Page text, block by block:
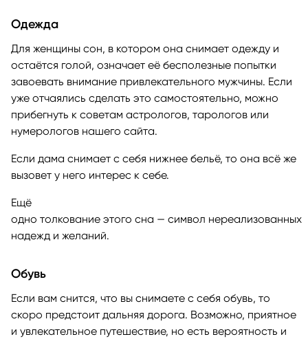
Одежда
Для женщины сон, в котором она снимает одежду и
остаётся голой, означает её бесполезные попытки
завоевать внимание привлекательного мужчины. Если
уже отчаялись сделать это самостоятельно, можно
прибегнуть к советам астрологов, тарологов или
нумерологов нашего сайта.
Если дама снимает с себя нижнее бельё, то она всё же
вызовет у него интерес к себе.
Ещё
одно толкование этого сна — символ нереализованных
надежд и желаний.
Обувь
Если вам снится, что вы снимаете с себя обувь, то
скоро предстоит дальняя дорога. Возможно, приятное
и увлекательное путешествие, но есть вероятность и